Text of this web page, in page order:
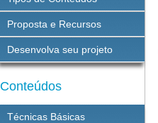
Proposta e Recursos
Desenvolva seu projeto
Conteúdos
Técnicas Básicas